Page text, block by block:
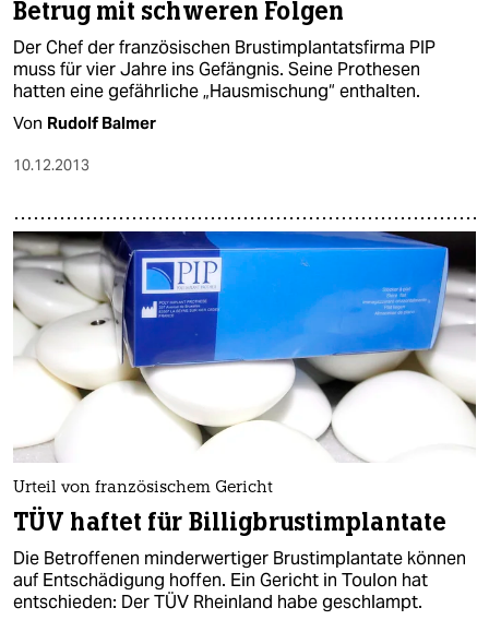
Betrug mit schweren Folgen
Der Chef der französischen Brustimplantatsfirma PIP
muss für vier Jahre ins Gefängnis. Seine Prothesen
hatten eine gefährliche „Hausmischung“ enthalten.
Von Rudolf Balmer
10.12.2013
Urteil von französischem Gericht
TÜV haftet für Billigbrustimplantate
Die Betroffenen minderwertiger Brustimplantate können
auf Entschädigung hoffen. Ein Gericht in Toulon hat
entschieden: Der TÜV Rheinland habe geschlampt.